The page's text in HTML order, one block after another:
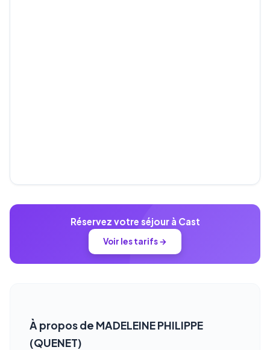
Réservez votre séjour à Cast
Voir les tarifs →
À propos de MADELEINE PHILIPPE
(QUENET)